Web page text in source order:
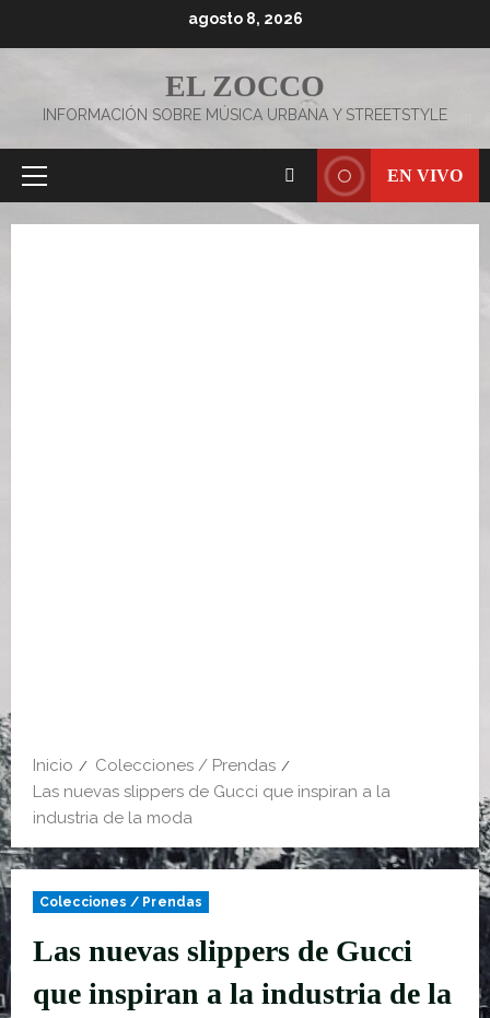
agosto 8, 2026
EL ZOCCO
INFORMACIÓN SOBRE MÚSICA URBANA Y STREETSTYLE
Menú
EN VIVO
Inicio
Colecciones / Prendas
Las nuevas slippers de Gucci que inspiran a la
industria de la moda
Colecciones / Prendas
Las nuevas slippers de Gucci
que inspiran a la industria de la